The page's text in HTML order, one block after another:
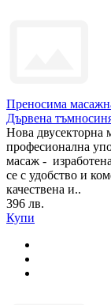
Преносима
Дървена
Нова двусекторна
професионална
масаж -
се с удобство и
качествена и..
396 лв.
Купи